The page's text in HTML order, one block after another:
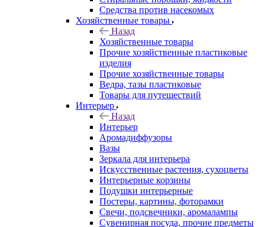
Средства против насекомых
Хозяйственные товары
Назад
Хозяйственные товары
Прочие хозяйственные пластиковые
изделия
Прочие хозяйственные товары
Ведра, тазы пластиковые
Товары для путешествий
Интерьер
Назад
Интерьер
Аромадиффузоры
Вазы
Зеркала для интерьера
Искусственные растения, сухоцветы
Интерьерные корзины
Подушки интерьерные
Постеры, картины, фоторамки
Свечи, подсвечники, аромалампы
Сувенирная посуда, прочие предметы